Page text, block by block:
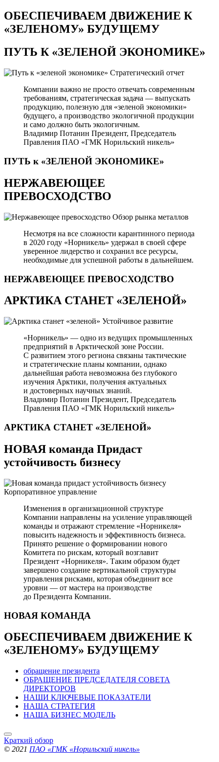
ОБЕСПЕЧИВАЕМ ДВИЖЕНИЕ К
«ЗЕЛЕНОМУ» БУДУЩЕМУ
ПУТЬ К«ЗЕЛЕНОЙ ЭКОНОМИКЕ»
Стратегический отчет
Компании важно не просто отвечать современным
требованиям, стратегическая задача — выпускать
продукцию, полезную для «зеленой экономики»
будущего, а производство экологичной продукции
и само должно быть экологичным.
Владимир Потанин Президент, Председатель
Правления ПАО «ГМК Норильский никель»
ПУТЬ к «ЗЕЛЕНОЙ ЭКОНОМИКЕ»
НЕРЖАВЕЮЩЕЕ
ПРЕВОСХОДСТВО
Обзор рынка металлов
Несмотря на все сложности карантинного периода
в 2020 году «Норникель» удержал в своей сфере
уверенное лидерство и сохранил все ресурсы,
необходимые для успешной работы в дальнейшем.
НЕРЖАВЕЮЩЕЕ ПРЕВОСХОДСТВО
АРКТИКА СТАНЕТ «ЗЕЛЕНОЙ»
Устойчивое развитие
«Норникель» — одно из ведущих промышленных
предприятий в Арктической зоне России.
С развитием этого региона связаны тактические
и стратегические планы компании, однако
дальнейшая работа невозможна без глубокого
изучения Арктики, получения актуальных
и достоверных научных знаний.
Владимир Потанин Президент, Председатель
Правления ПАО «ГМК Норильский никель»
АРКТИКА СТАНЕТ «ЗЕЛЕНОЙ»
НОВАЯ команда Придаст
устойчивость бизнесу
Корпоративное управление
Изменения в организационной структуре
Компании направлены на усиление управляющей
команды и отражают стремление «Норникеля»
повысить надежность и эффективность бизнеса.
Принято решение о формировании нового
Комитета по рискам, который возглавит
Президент «Норникеля». Таким образом будет
завершено создание вертикальной структуры
управления рисками, которая объединит все
уровни — от мастера на производстве
до Президента Компании.
НОВАЯ КОМАНДА
ОБЕСПЕЧИВАЕМ ДВИЖЕНИЕ К
«ЗЕЛЕНОМУ» БУДУЩЕМУ
обращение президента
ОБРАЩЕНИЕ ПРЕДСЕДАТЕЛЯ СОВЕТА
ДИРЕКТОРОВ
НАШИ КЛЮЧЕВЫЕ ПОКАЗАТЕЛИ
НАША СТРАТЕГИЯ
НАША БИЗНЕС МОДЕЛЬ
Краткий обзор
© 2021 ПАО «ГМК «Норильский никель»